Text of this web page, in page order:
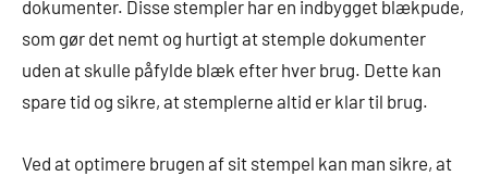
dokumenter. Disse stempler har en indbygget blækpude,
som gør det nemt og hurtigt at stemple dokumenter
uden at skulle påfylde blæk efter hver brug. Dette kan
spare tid og sikre, at stemplerne altid er klar til brug.
Ved at optimere brugen af sit stempel kan man sikre, at